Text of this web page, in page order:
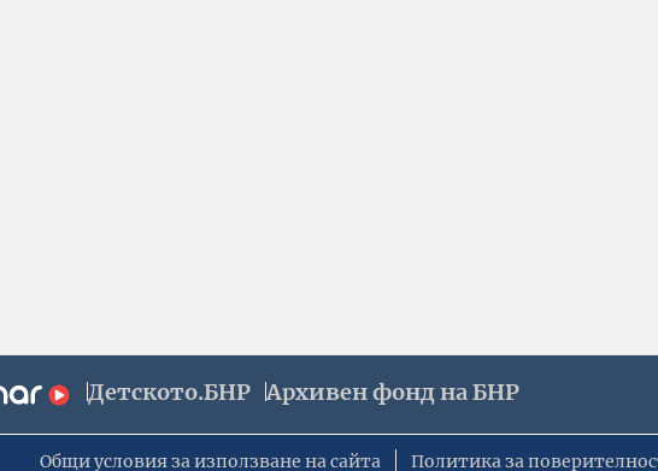
Детското.БНР Архивен фонд на БНР
Общи условия за използване на сайта Политика за